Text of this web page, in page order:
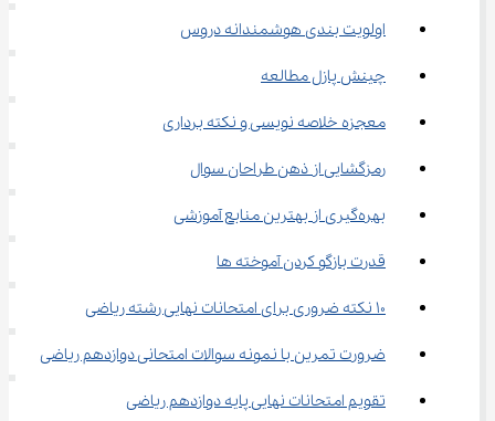
اولویت ‌بندی هوشمندانه دروس
چینش پازل مطالعه
معجزه خلاصه ‌نویسی و نکته ‌برداری
رمزگشایی از ذهن طراحان سوال
بهره‌گیری از بهترین منابع آموزشی
قدرت بازگو کردن آموخته ‌ها
10 نکته ضروری برای امتحانات نهایی رشته ریاضی
ضرورت تمرین با نمونه سوالات امتحانی دوازدهم ریاضی
تقویم امتحانات نهایی پایه دوازدهم ریاضی